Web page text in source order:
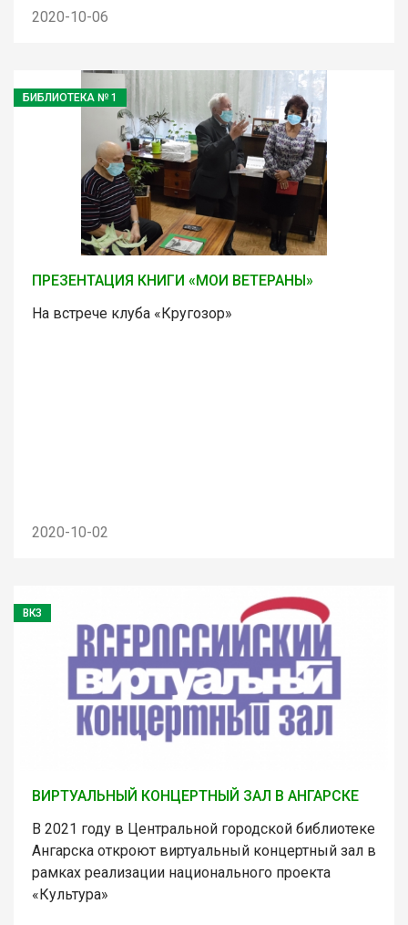
2020-10-06
БИБЛИОТЕКА № 1
ПРЕЗЕНТАЦИЯ КНИГИ «МОИ ВЕТЕРАНЫ»
На встрече клуба «Кругозор»
2020-10-02
ВКЗ
ВИРТУАЛЬНЫЙ КОНЦЕРТНЫЙ ЗАЛ В АНГАРСКЕ
В 2021 году в Центральной городской библиотеке
Ангарска откроют виртуальный концертный зал в
рамках реализации национального проекта
«Культура»